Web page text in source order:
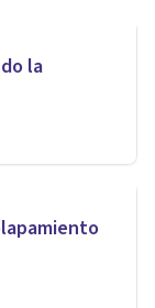
la